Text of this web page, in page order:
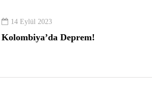
14 Eylül 2023
Kolombiya’da Deprem!